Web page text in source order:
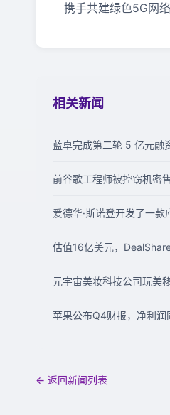
携手共建绿色5G网
相关新闻
蓝卓完成第二轮 5 亿元融
前谷歌工程师被控窃机密
爱德华·斯诺登开发了一
估值16亿美元，
元宇宙美妆科技公司玩美
苹果公布Q4财报，净利润
← 返回新闻列表